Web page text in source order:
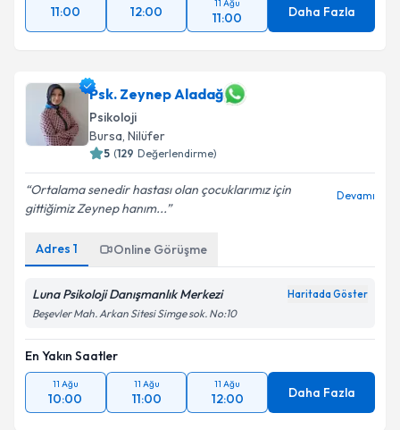
11:00 12:00
11 Ağu
11:00 Daha Fazla
Psk. Zeynep Aladağ
Psikoloji
Bursa, Nilüfer
5 (129 Değerlendirme)
Ortalama senedir hastası olan çocuklarımız için
gittiğimiz Zeynep hanım...
Devamı
Adres 1 Online Görüşme
Luna Psikoloji Danışmanlık Merkezi Haritada Göster
Beşevler Mah. Arkan Sitesi Simge sok. No:10
En Yakın Saatler
11 Ağu
10:00
11 Ağu
11:00
11 Ağu
12:00 Daha Fazla